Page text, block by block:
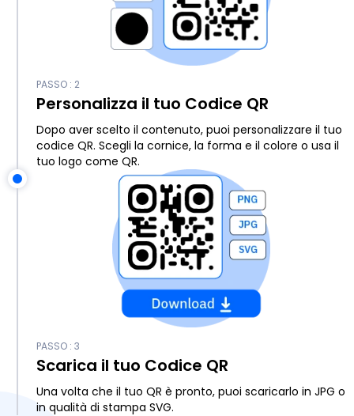
PASSO : 2
Personalizza il tuo Codice QR
Dopo aver scelto il contenuto, puoi personalizzare il tuo
codice QR. Scegli la cornice, la forma e il colore o usa il
tuo logo come QR.
PASSO : 3
Scarica il tuo Codice QR
Una volta che il tuo QR è pronto, puoi scaricarlo in JPG o
in qualità di stampa SVG.